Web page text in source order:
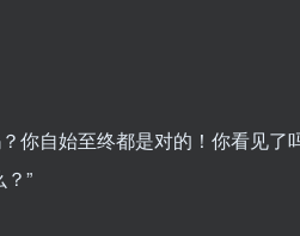
你自始至终都是对的！你看见
”